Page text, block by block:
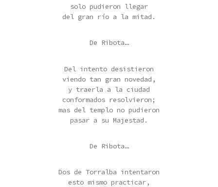
solo pudieron llegar
del gran río a la mitad.
De Ribota…
Del intento desistieron
viendo tan gran novedad,
y traerla a la ciudad
conformados resolvieron;
mas del templo no pudieron
pasar a su Majestad.
De Ribota…
Dos de Torralba intentaron
esto mismo practicar,